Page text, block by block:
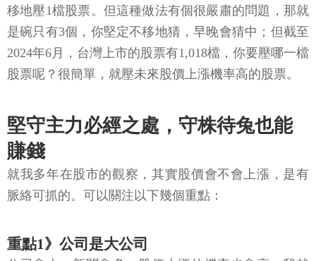
移地壓1檔股票。但這種做法有個很嚴肅的問題，那就
是碗只有3個，你堅定不移地猜，早晚會猜中；但截至
2024年6月，台灣上市的股票有1,018檔，你要壓哪一檔
股票呢？很簡單，就壓未來股價上漲機率高的股票。
堅守主力必經之處，守株待兔也能
賺錢
就我多年在股市的觀察，其實股價會不會上漲，是有
脈絡可抓的。可以關注以下幾個重點：
重點1》公司是大公司